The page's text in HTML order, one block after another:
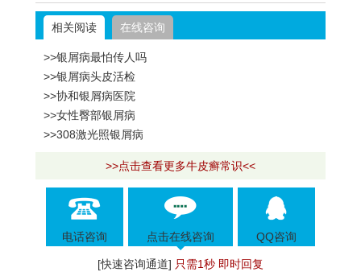
相关阅读 在线咨询
>>银屑病最怕传人吗
>>银屑病头皮活检
>>协和银屑病医院
>>女性臀部银屑病
>>308激光照银屑病
>>点击查看更多牛皮癣常识<<
电话咨询 点击在线咨询 QQ咨询
[快速咨询通道] 只需1秒 即时回复